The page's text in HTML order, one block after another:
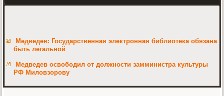
Медведев: Государственная электронная библиотека обязана
быть легальной
Медведев освободил от должности замминистра культуры
РФ Миловзорову